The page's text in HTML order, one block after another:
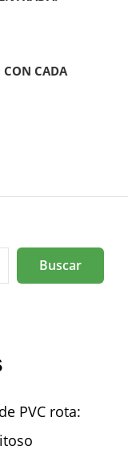
CON CADA
Buscar
PVC rota: